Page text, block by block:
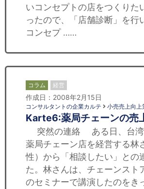
いコンセプトの店をつくりた
ったので、「店舗診断」を行
コンセプ ……
コラム 経営
作成日：2008年2月15日
コンサルタントの企業カルテ 小売売上向上
Karte6:薬局チェーンの
突然の連絡 ある日、台湾
薬局チェーン店を経営する林
性）から「相談したい」との
た。林さんは、チェーンスト
のセミナーで講演したのをき